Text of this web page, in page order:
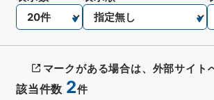
該当件数 2件
マークがある場合は、外部サイト